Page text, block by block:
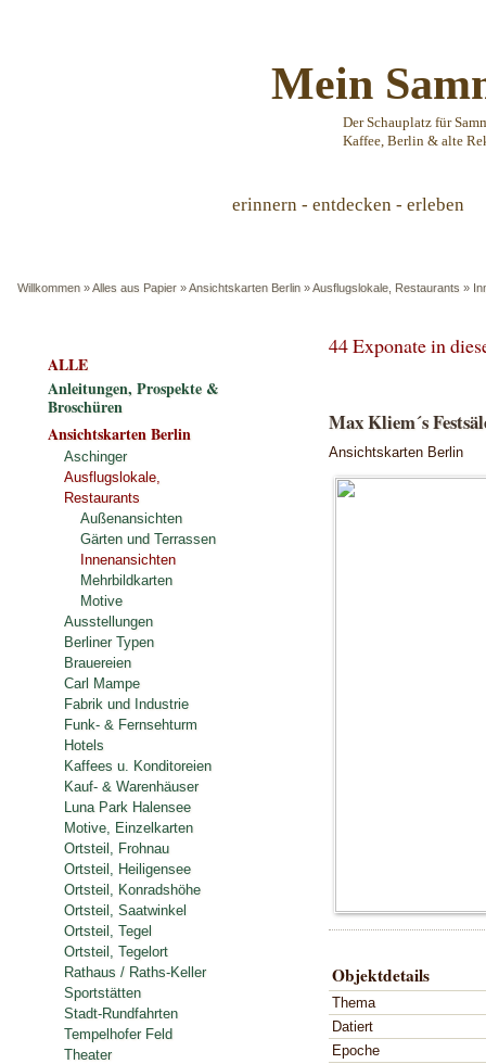
Mein
Der Schauplatz für
Kaffee, Berlin & alte
erinnern - entdecken - erleben
Willkommen »Alles aus Papier »Ansichtskarten Berlin »Ausflugslokale, Restaurants »
44 Exponate in
Max Kliem´s
Ansichtskarten Berlin
Objektdetails
Thema
Datiert
Epoche
ALLE
Anleitungen, Prospekte &
Broschüren
Ansichtskarten Berlin
Aschinger
Ausflugslokale,
Restaurants
Außenansichten
Gärten und Terrassen
Innenansichten
Mehrbildkarten
Motive
Ausstellungen
Berliner Typen
Brauereien
Carl Mampe
Fabrik und Industrie
Funk- & Fernsehturm
Hotels
Kaffees u. Konditoreien
Kauf- & Warenhäuser
Luna Park Halensee
Motive, Einzelkarten
Ortsteil, Frohnau
Ortsteil, Heiligensee
Ortsteil, Konradshöhe
Ortsteil, Saatwinkel
Ortsteil, Tegel
Ortsteil, Tegelort
Rathaus / Raths-Keller
Sportstätten
Stadt-Rundfahrten
Tempelhofer Feld
Theater